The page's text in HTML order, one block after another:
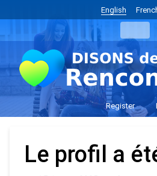
English
Register
Le profil a